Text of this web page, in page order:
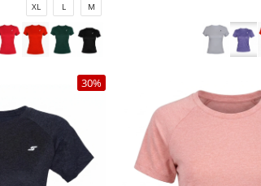
M
L
XL
30%